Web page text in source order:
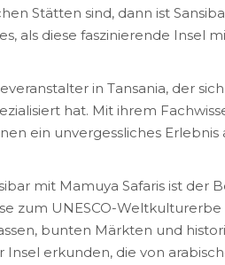
Stätten sind, dann ist
als diese faszinierende Insel
in Tansania, der
hat. Mit ihrem
ein unvergessliches Erlebnis
mit Mamuya Safaris ist der
zum UNESCO-
bunten Märkten und
erkunden, die von